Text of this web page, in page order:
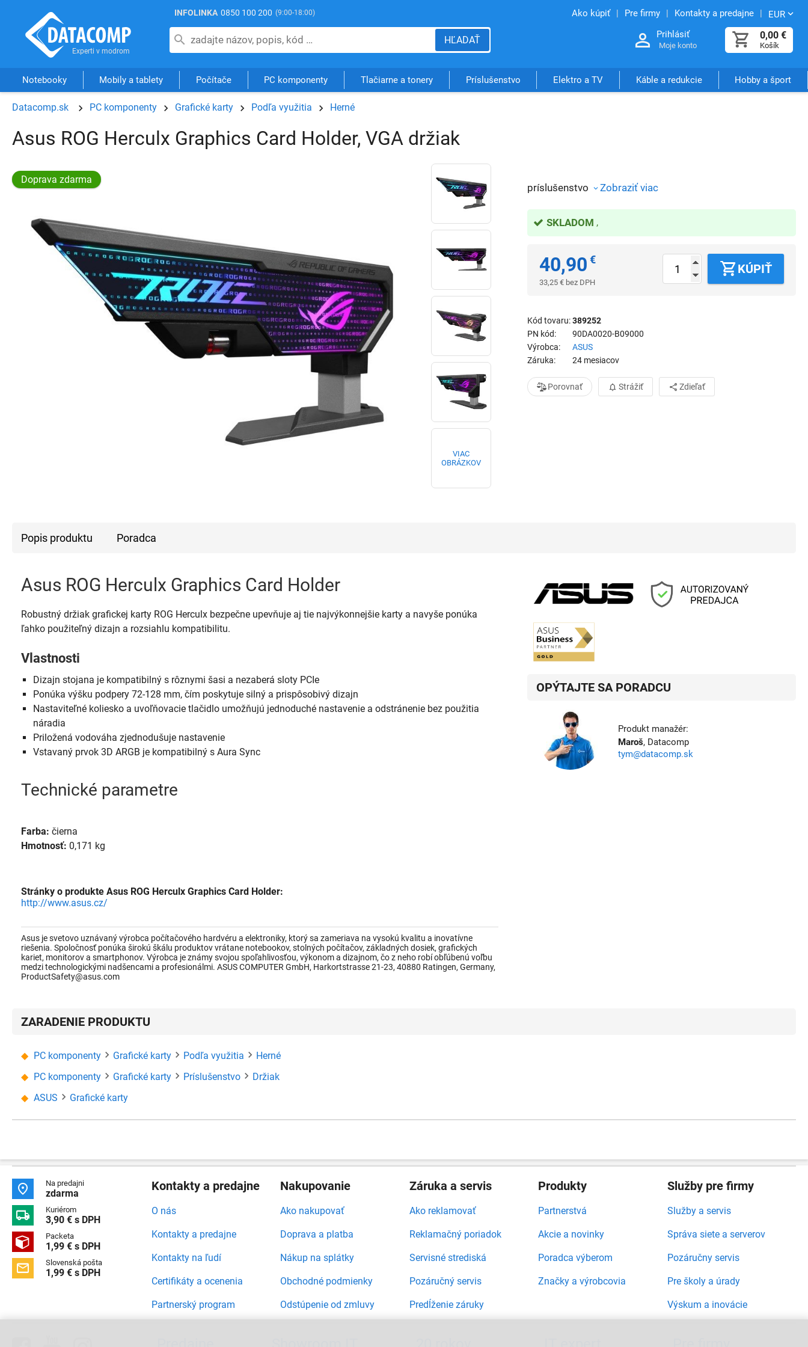
INFOLINKA 0850 100 200 (9:00-18:00) Ako kúpiť Pre firmy Kontakty a predajne EUR
0,00 €
Košík
Prihlásiť
Moje konto
HĽADAŤ
Notebooky Mobily a tablety Počítače PC komponenty Tlačiarne a tonery Príslušenstvo Elektro a TV Káble a redukcie Hobby a šport
Datacomp.sk PC komponenty Grafické karty Podľa využitia Herné
Asus ROG Herculx Graphics Card Holder, VGA držiak
VIAC
OBRÁZKOV
Doprava zdarma
príslušenstvo Zobraziť viac
SKLADOM
40,90 €
33,25 € bez DPH
KÚPIŤ
Kód tovaru 389252
PN kód
90DA0020-B09000
Výrobca
ASUS
Záruka
24 mesiacov
Porovnať Strážiť Zdieľať
Popis produktu Poradca
Asus ROG Herculx Graphics Card Holder
Robustný držiak grafickej karty ROG Herculx bezpečne upevňuje aj tie najvýkonnejšie karty a navyše ponúka
ľahko použiteľný dizajn a rozsiahlu kompatibilitu.
Vlastnosti
Dizajn stojana je kompatibilný s rôznymi šasi a nezaberá sloty PCIe
Ponúka výšku podpery 72-128 mm, čím poskytuje silný a prispôsobivý dizajn
Nastaviteľné koliesko a uvoľňovacie tlačidlo umožňujú jednoduché nastavenie a odstránenie bez použitia
náradia
Priložená vodováha zjednodušuje nastavenie
Vstavaný prvok 3D ARGB je kompatibilný s Aura Sync
Technické parametre
Farba: čierna
Hmotnosť: 0,171 kg
Stránky o produkte Asus ROG Herculx Graphics Card Holder:
http://www.asus.cz/
Asus je svetovo uznávaný výrobca počítačového hardvéru a elektroniky, ktorý sa zameriava na vysokú kvalitu a inovatívne
riešenia. Spoločnosť ponúka širokú škálu produktov vrátane notebookov, stolných počítačov, základných dosiek, grafických
kariet, monitorov a smartphonov. Výrobca je známy svojou spoľahlivosťou, výkonom a dizajnom, čo z neho robí obľúbenú voľbu
medzi technologickými nadšencami a profesionálmi. ASUS COMPUTER GmbH, Harkortstrasse 21-23, 40880 Ratingen, Germany,
ProductSafety@asus.com
OPÝTAJTE SA PORADCU
Produkt manažér:
Maroš, Datacomp
tym@datacomp.sk
ZARADENIE PRODUKTU
PC komponenty Grafické karty Podľa využitia
Herné
PC komponenty
Grafické karty Príslušenstvo
Držiak
ASUS
Grafické karty
 Na predajni
zdarma
 Kuriérom
3,90 € s DPH
 Packeta
1,99 € s DPH
 Slovenská pošta
1,99 € s DPH
Kontakty a predajne
O nás
Kontakty a predajne
Kontakty na ľudí
Certifikáty a ocenenia
Partnerský program
Nakupovanie
Ako nakupovať
Doprava a platba
Nákup na splátky
Obchodné podmienky
Odstúpenie od zmluvy
Záruka a servis
Ako reklamovať
Reklamačný poriadok
Servisné strediská
Pozáručný servis
Predĺženie záruky
Produkty
Partnerstvá
Akcie a novinky
Poradca výberom
Značky a výrobcovia
Služby pre firmy
Služby a servis
Správa siete a serverov
Pozáručny servis
Pre školy a úrady
Výskum a inovácie